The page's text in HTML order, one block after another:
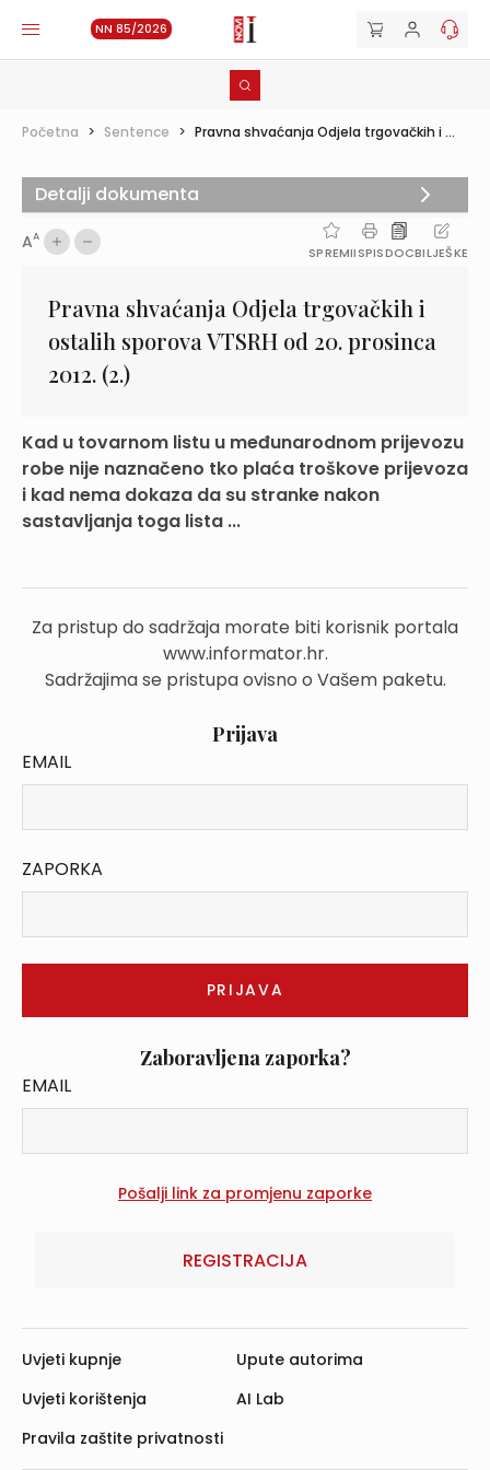
NN 85/2026
Početna > Sentence > Pravna shvaćanja Odjela trgovačkih i ...
AA
SPREMIISPISDOCBILJEŠKE
Pravna shvaćanja Odjela trgovačkih i
ostalih sporova VTSRH od 20. prosinca
2012. (2.)
Kad u tovarnom listu u međunarodnom prijevozu
robe nije naznačeno tko plaća troškove prijevoza
i kad nema dokaza da su stranke nakon
sastavljanja toga lista ...
Za pristup do sadržaja morate biti korisnik portala
www.informator.hr.
Sadržajima se pristupa ovisno o Vašem paketu.
Prijava
EMAIL
ZAPORKA
Zaboravljena zaporka?
EMAIL
REGISTRACIJA
Detalji dokumenta
Uvjeti kupnje
Uvjeti korištenja
Pravila zaštite privatnosti
Upute autorima
AI Lab